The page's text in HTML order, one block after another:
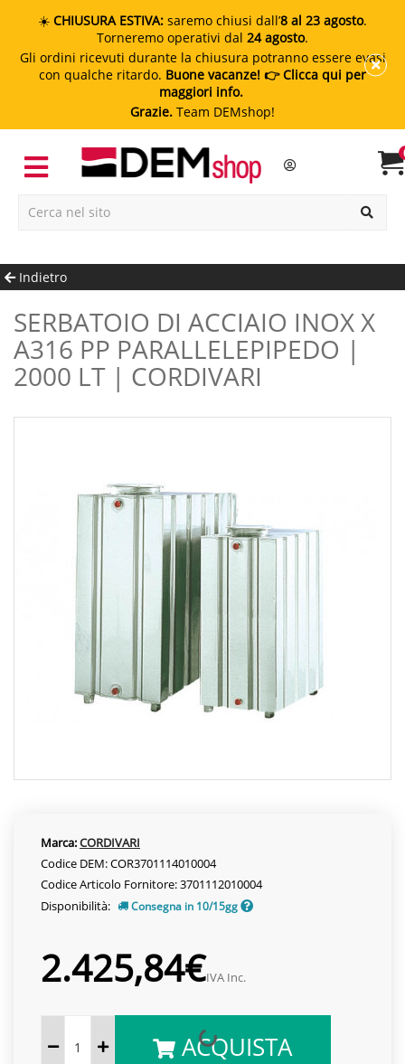
☀️ CHIUSURA ESTIVA: saremo chiusi dall’8 al 23 agosto.
Torneremo operativi dal 24 agosto.
Gli ordini ricevuti durante la chiusura potranno essere evasi
con qualche ritardo. Buone vacanze! 👉 Clicca qui per
maggiori info.
Grazie. Team DEMshop!
Indietro
SERBATOIO DI ACCIAIO INOX X
A316 PP PARALLELEPIPEDO |
2000 LT | CORDIVARI
Marca:CORDIVARI
Codice DEM: COR3701114010004
Codice Articolo Fornitore: 3701112010004
Disponibilità:
Consegna in 10/15gg
2.425,84€IVA Inc.
ACQUISTA